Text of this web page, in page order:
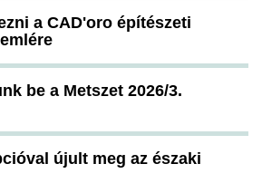
a CAD'oro építészeti
be a Metszet 2026/3.
újult meg az északi